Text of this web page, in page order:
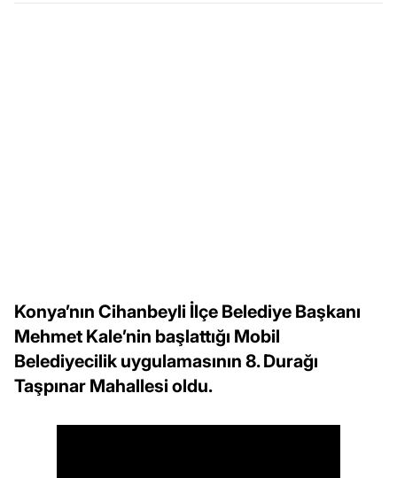
Konya’nın Cihanbeyli İlçe Belediye Başkanı
Mehmet Kale’nin başlattığı Mobil
Belediyecilik uygulamasının 8. Durağı
Taşpınar Mahallesi oldu.